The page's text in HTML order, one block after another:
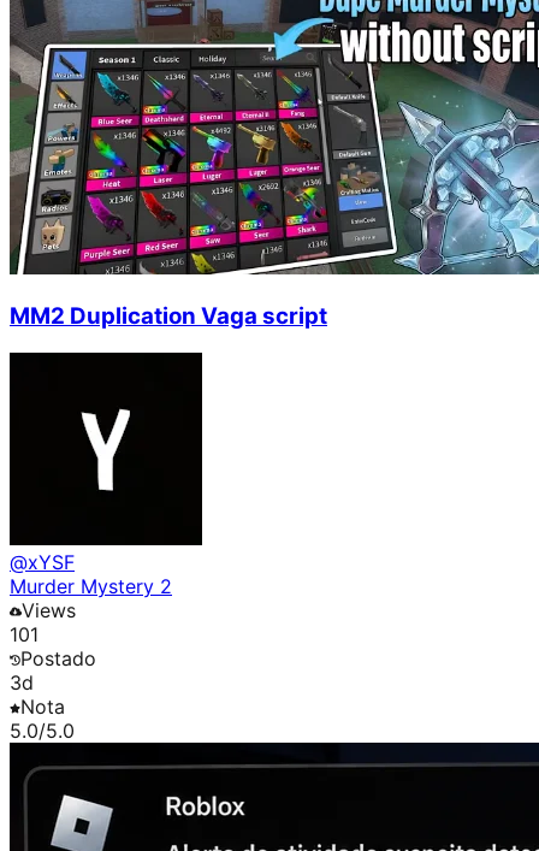
MM2 Duplication Vaga script
@xYSF
Murder Mystery 2
Views
101
Postado
3d
Nota
5.0/5.0